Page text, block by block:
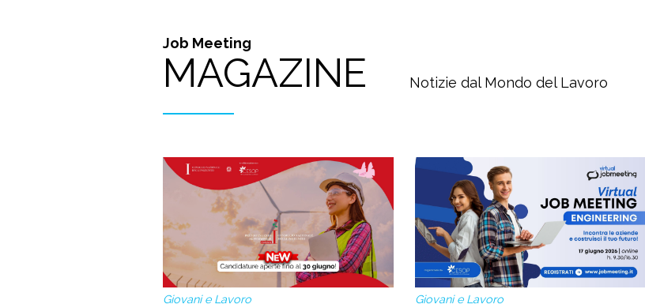
Job Meeting
MAGAZINE Notizie dal Mondo del Lavoro
Giovani e Lavoro Giovani e Lavoro